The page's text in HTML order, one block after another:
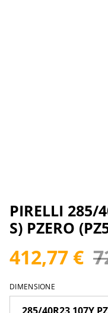
PIRELLI 285/
S) PZERO
412,77 €
DIMENSIONE